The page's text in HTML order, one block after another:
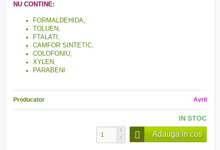
NU CONTINE:
FORMALDEHIDA,
TOLUEN,
FTALATI,
CAMFOR SINTETIC,
COLOFONIU,
XYLEN,
PARABENI
Producator Avril
IN STOC
Adauga in cos